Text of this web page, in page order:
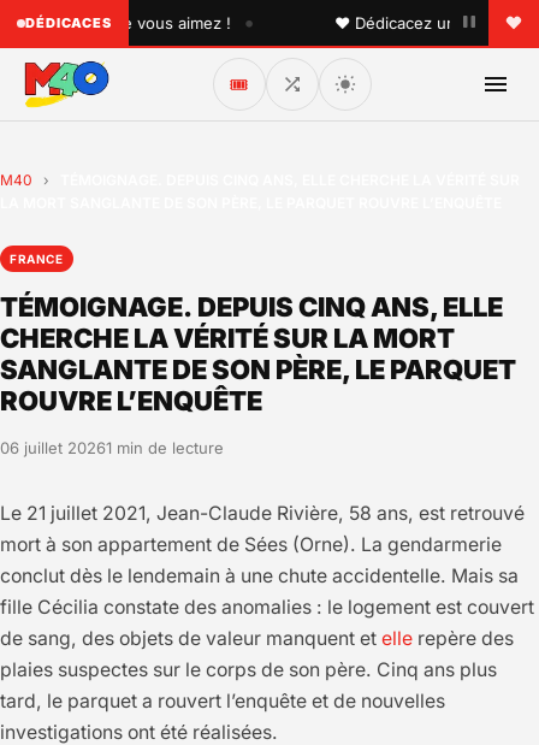
DÉDICACESque vous aimez ! • ♥ Dédicacez un titre à vos
🎟️
M40 ›
FRANCE
TÉMOIGNAGE. DEPUIS CINQ ANS, ELLE
CHERCHE LA VÉRITÉ SUR LA MORT
SANGLANTE DE SON PÈRE, LE PARQUET
ROUVRE L’ENQUÊTE
06 juillet 20261 min de lecture
Le 21 juillet 2021, Jean-Claude Rivière, 58 ans, est retrouvé
mort à son appartement de Sées (Orne). La gendarmerie
conclut dès le lendemain à une chute accidentelle. Mais sa
fille Cécilia constate des anomalies : le logement est couvert
de sang, des objets de valeur manquent et elle repère des
plaies suspectes sur le corps de son père. Cinq ans plus
tard, le parquet a rouvert l’enquête et de nouvelles
investigations ont été réalisées.